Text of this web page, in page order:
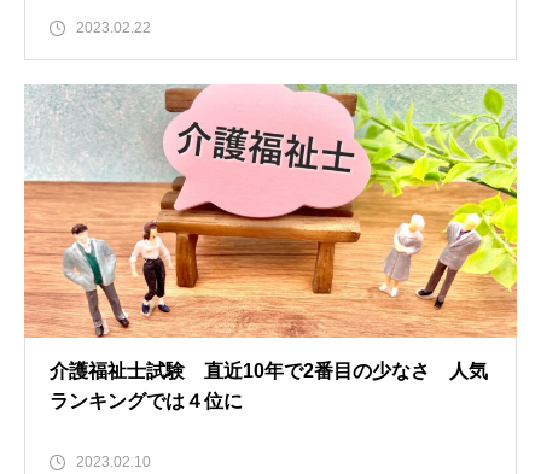
2023.02.22
介護福祉士試験 直近10年で2番目の少なさ 人気
ランキングでは４位に
2023.02.10